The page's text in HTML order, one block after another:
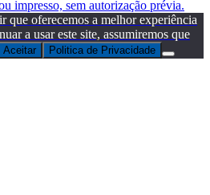
impresso, sem autorização prévia.
que oferecemos a melhor experiência
a usar este site, assumiremos que
Aceitar Politica de Privacidade